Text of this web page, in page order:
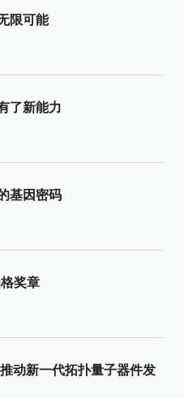
限可能
了新能力
基因密码
奖章
动新一代拓扑量子器件发